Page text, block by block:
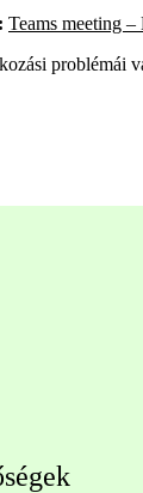
Teams meeting
problémái